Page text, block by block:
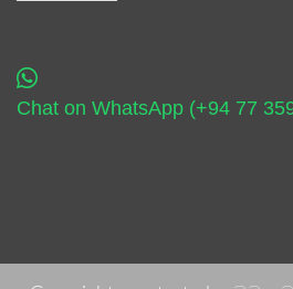
Chat on WhatsApp (+94 77